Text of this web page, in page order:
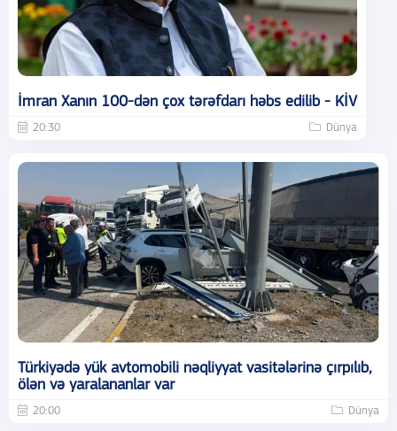
İmran Xanın 100-dən çox tərəfdarı həbs edilib - KİV
20:30 Dünya
Türkiyədə yük avtomobili nəqliyyat vasitələrinə çırpılıb,
ölən və yaralananlar var
20:00 Dünya